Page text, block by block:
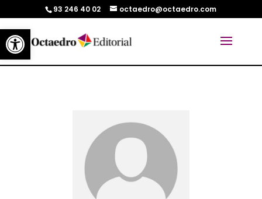
Abrir barra de herramientas
93 246 40 02 octaedro@octaedro.com